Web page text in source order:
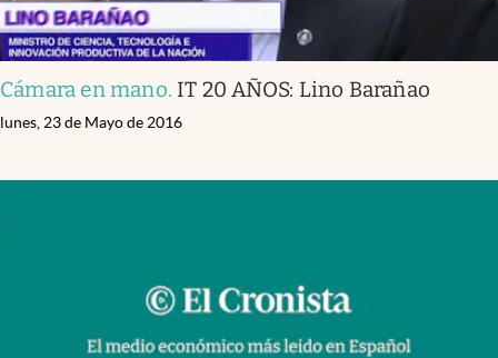
Cámara en mano. IT 20 AÑOS: Lino Barañao
lunes, 23 de Mayo de 2016